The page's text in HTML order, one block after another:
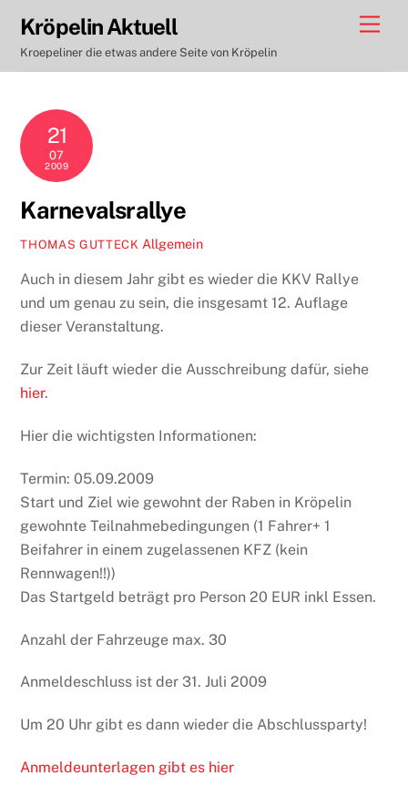
content
Kröpelin Aktuell
Kroepeliner die etwas andere Seite von Kröpelin
21
07
2009
Karnevalsrallye
THOMAS GUTTECK Allgemein
Auch in diesem Jahr gibt es wieder die KKV Rallye
und um genau zu sein, die insgesamt 12. Auflage
dieser Veranstaltung.
Zur Zeit läuft wieder die Ausschreibung dafür, siehe
hier.
Hier die wichtigsten Informationen:
Termin: 05.09.2009
Start und Ziel wie gewohnt der Raben in Kröpelin
gewohnte Teilnahmebedingungen (1 Fahrer+ 1
Beifahrer in einem zugelassenen KFZ (kein
Rennwagen!!))
Das Startgeld beträgt pro Person 20 EUR inkl Essen.
Anzahl der Fahrzeuge max. 30
Anmeldeschluss ist der 31. Juli 2009
Um 20 Uhr gibt es dann wieder die Abschlussparty!
Anmeldeunterlagen gibt es hier